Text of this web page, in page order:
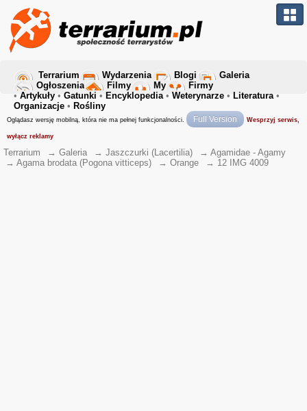
Terrarium Wydarzenia Blogi
Galeria
Ogłoszenia
Filmy My
Firmy
• Artykuły • Gatunki • Encyklopedia• Weterynarze • Literatura•
Organizacje • Rośliny
Oglądasz wersję mobilną, która nie ma pełnej funkcjonalności. Full Version Wesprzyj serwis,
wyłącz reklamy
Terrarium → Galeria → Jaszczurki (Lacertilia) → Agamidae - Agamy
→ Agama brodata (Pogona vitticeps) → Orange → 12 IMG 4009